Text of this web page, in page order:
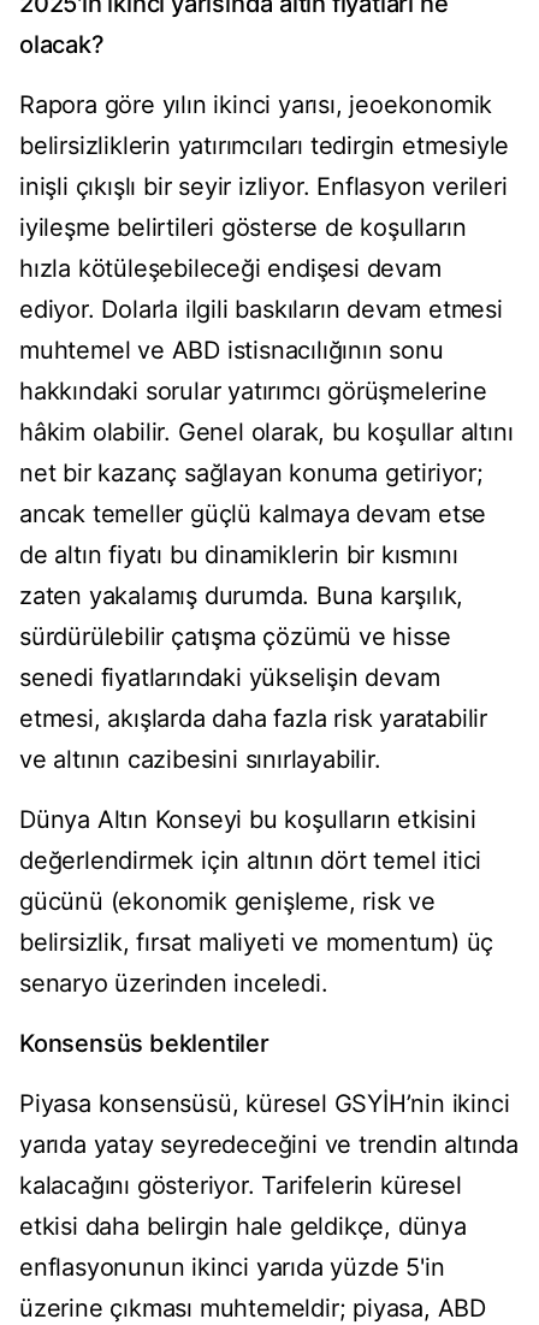
olacak?
Rapora göre yılın ikinci yarısı, jeoekonomik
belirsizliklerin yatırımcıları tedirgin etmesiyle
inişli çıkışlı bir seyir izliyor. Enflasyon verileri
iyileşme belirtileri gösterse de koşulların
hızla kötüleşebileceği endişesi devam
ediyor. Dolarla ilgili baskıların devam etmesi
muhtemel ve ABD istisnacılığının sonu
hakkındaki sorular yatırımcı görüşmelerine
hâkim olabilir. Genel olarak, bu koşullar altını
net bir kazanç sağlayan konuma getiriyor;
ancak temeller güçlü kalmaya devam etse
de altın fiyatı bu dinamiklerin bir kısmını
zaten yakalamış durumda. Buna karşılık,
sürdürülebilir çatışma çözümü ve hisse
senedi fiyatlarındaki yükselişin devam
etmesi, akışlarda daha fazla risk yaratabilir
ve altının cazibesini sınırlayabilir.
Dünya Altın Konseyi bu koşulların etkisini
değerlendirmek için altının dört temel itici
gücünü (ekonomik genişleme, risk ve
belirsizlik, fırsat maliyeti ve momentum) üç
senaryo üzerinden inceledi.
Konsensüs beklentiler
Piyasa konsensüsü, küresel GSYİH’nin ikinci
yarıda yatay seyredeceğini ve trendin altında
kalacağını gösteriyor. Tarifelerin küresel
etkisi daha belirgin hale geldikçe, dünya
enflasyonunun ikinci yarıda yüzde 5'in
üzerine çıkması muhtemeldir; piyasa, ABD